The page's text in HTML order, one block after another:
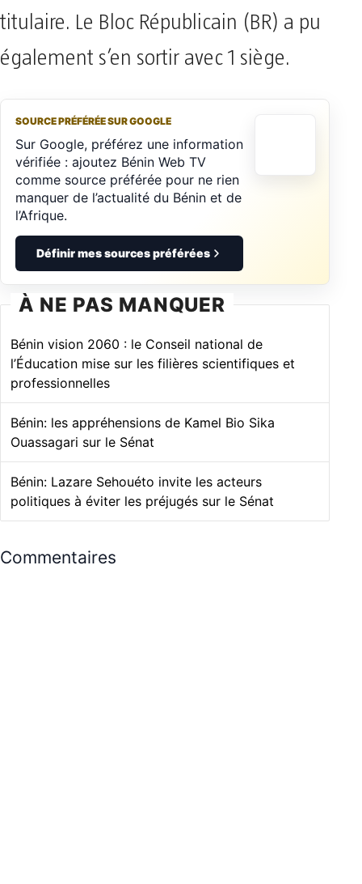
titulaire. Le Bloc Républicain (BR) a pu
également s’en sortir avec 1 siège.
SOURCE PRÉFÉRÉE SUR GOOGLE
Sur Google, préférez une information
vérifiée : ajoutez Bénin Web TV
comme source préférée pour ne rien
manquer de l’actualité du Bénin et de
l’Afrique.
Définir mes sources préférées
À NE PAS MANQUER
Bénin vision 2060 : le Conseil national de
l’Éducation mise sur les filières scientifiques et
professionnelles
Bénin: les appréhensions de Kamel Bio Sika
Ouassagari sur le Sénat
Bénin: Lazare Sehouéto invite les acteurs
politiques à éviter les préjugés sur le Sénat
Commentaires